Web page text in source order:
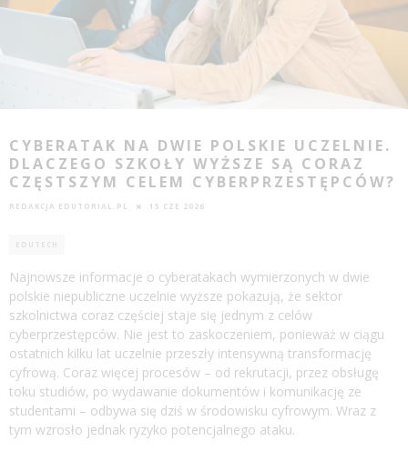
CYBERATAK NA DWIE POLSKIE UCZELNIE.
DLACZEGO SZKOŁY WYŻSZE SĄ CORAZ
CZĘSTSZYM CELEM CYBERPRZESTĘPCÓW?
REDAKCJA EDUTORIAL.PL 15 CZE 2026
EDUTECH
Najnowsze informacje o cyberatakach wymierzonych w dwie
polskie niepubliczne uczelnie wyższe pokazują, że sektor
szkolnictwa coraz częściej staje się jednym z celów
cyberprzestępców. Nie jest to zaskoczeniem, ponieważ w ciągu
ostatnich kilku lat uczelnie przeszły intensywną transformację
cyfrową. Coraz więcej procesów – od rekrutacji, przez obsługę
toku studiów, po wydawanie dokumentów i komunikację ze
studentami – odbywa się dziś w środowisku cyfrowym. Wraz z
tym wzrosło jednak ryzyko potencjalnego ataku.